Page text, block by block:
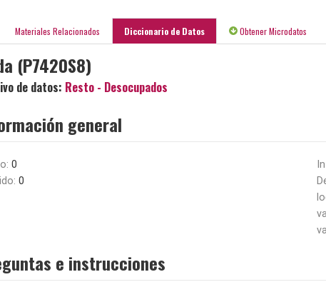
Materiales Relacionados Diccionario de Datos Obtener Microdatos
(P7420S8)
de datos: Resto - Desocupados
general
0
0
e instrucciones